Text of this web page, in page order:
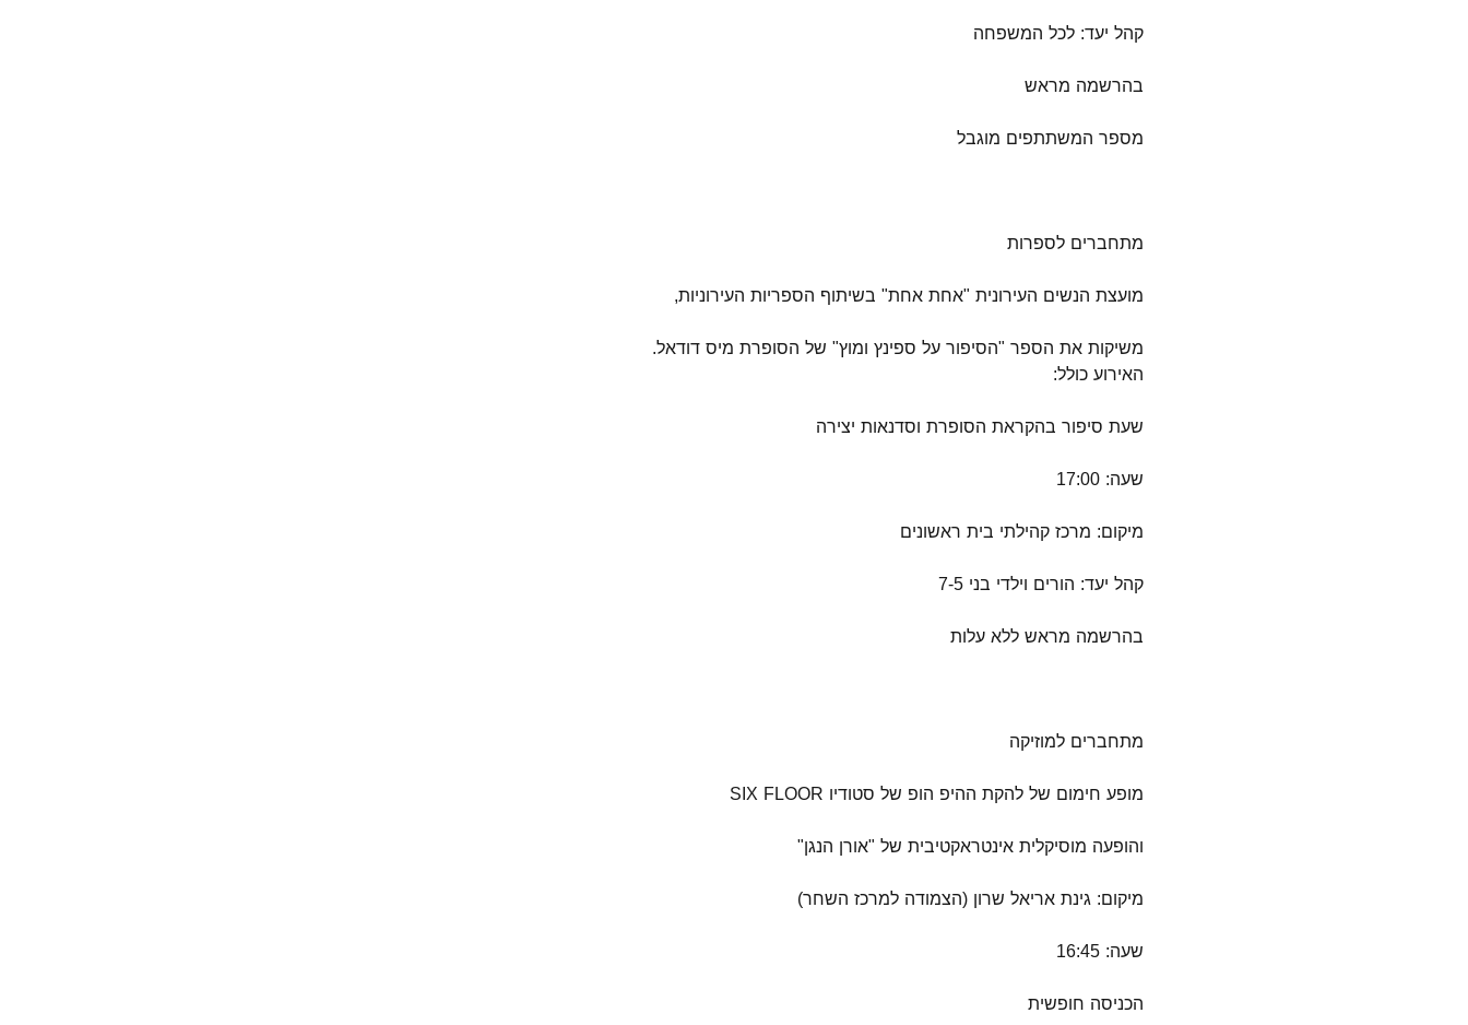
קהל יעד: לכל המשפחה
בהרשמה מראש
מספר המשתתפים מוגבל
מתחברים לספרות
מועצת הנשים העירונית "אחת אחת" בשיתוף הספריות העירוניות,
משיקות את הספר "הסיפור על ספינץ ומוץ" של הסופרת מיס דודאל.
האירוע כולל:
שעת סיפור בהקראת הסופרת וסדנאות יצירה
שעה: 17:00
מיקום: מרכז קהילתי בית ראשונים
קהל יעד: הורים וילדי בני 7-5
בהרשמה מראש ללא עלות
מתחברים למוזיקה
מופע חימום של להקת ההיפ הופ של סטודיו SIX FLOOR
והופעה מוסיקלית אינטראקטיבית של "אורן הנגן"
מיקום: גינת אריאל שרון (הצמודה למרכז השחר)
שעה: 16:45
הכניסה חופשית